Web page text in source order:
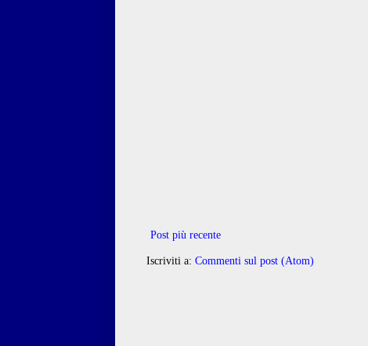
Post più recente
Iscriviti a: Commenti sul post (Atom)